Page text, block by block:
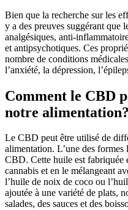
Bien que la recherche sur les
y a des preuves suggérant que
analgésiques, anti-
et antipsychotiques. Ces
nombre de conditions
l’anxiété, la dépression,
Comment le CBD
notre alimentation?
Le CBD peut être utilisé de
alimentation. L’une des formes
CBD. Cette huile est fabriquée
cannabis et en le mélangeant
l’huile de noix de coco ou
ajoutée à une variété de plats,
salades, des sauces et des